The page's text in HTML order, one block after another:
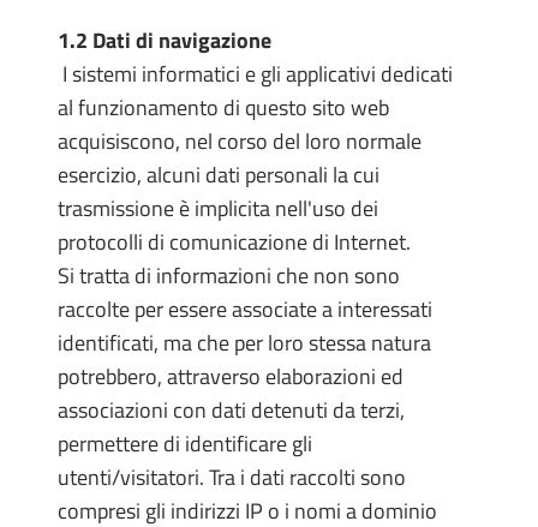
1.2 Dati di navigazione
I sistemi informatici e gli applicativi dedicati
al funzionamento di questo sito web
acquisiscono, nel corso del loro normale
esercizio, alcuni dati personali la cui
trasmissione è implicita nell'uso dei
protocolli di comunicazione di Internet.
Si tratta di informazioni che non sono
raccolte per essere associate a interessati
identificati, ma che per loro stessa natura
potrebbero, attraverso elaborazioni ed
associazioni con dati detenuti da terzi,
permettere di identificare gli
utenti/visitatori. Tra i dati raccolti sono
compresi gli indirizzi IP o i nomi a dominio